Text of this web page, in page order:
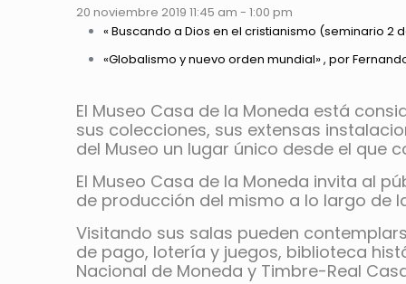
20 noviembre 2019 11:45 am - 1:00 pm
« Buscando a Dios en el cristianismo (seminario 2
«Globalismo y nuevo orden mundial» , por
El Museo Casa de la Moneda está
sus colecciones, sus extensas
del Museo un lugar único desde el que
El Museo Casa de la Moneda invita al
de producción del mismo a lo largo de
Visitando sus salas pueden
de pago, lotería y juegos, biblioteca
Nacional de Moneda y Timbre-Real